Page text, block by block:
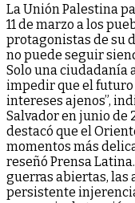
La Unión Palestina
11 de marzo a los
protagonistas de su
no puede seguir
Solo una ciudadanía
impedir que el futuro
intereses ajenos”,
Salvador en junio de
destacó que el
momentos más
reseñó Prensa
guerras abiertas, las
persistente